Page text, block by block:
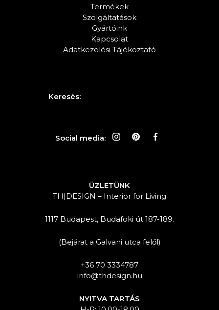
Termékek
Szolgáltatások
Gyártóink
Kapcsolat
Adatkezelési Tájékoztató
Keresés:
Social media:
ÜZLETÜNK
TH|DESIGN – Interior for Living
1117 Budapest, Budafoki út 187-189.
(Bejárat a Galvani utca felől)
+36 70 3334787
info@thdesign.hu
NYITVA TARTÁS